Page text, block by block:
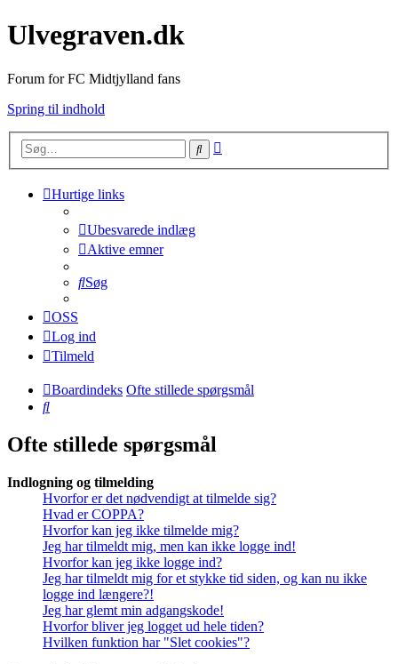
Ulvegraven.dk
Forum for FC Midtjylland fans
Spring til indhold
Søg
Hurtige links
Ubesvarede indlæg
Aktive emner
Søg
OSS
Log ind
Tilmeld
Boardindeks Ofte stillede spørgsmål
Søg
Ofte stillede spørgsmål
Indlogning og tilmelding
Hvorfor er det nødvendigt at tilmelde sig?
Hvad er COPPA?
Hvorfor kan jeg ikke tilmelde mig?
Jeg har tilmeldt mig, men kan ikke logge ind!
Hvorfor kan jeg ikke logge ind?
Jeg har tilmeldt mig for et stykke tid siden, og kan nu ikke
logge ind længere?!
Jeg har glemt min adgangskode!
Hvorfor bliver jeg logget ud hele tiden?
Hvilken funktion har "Slet cookies"?